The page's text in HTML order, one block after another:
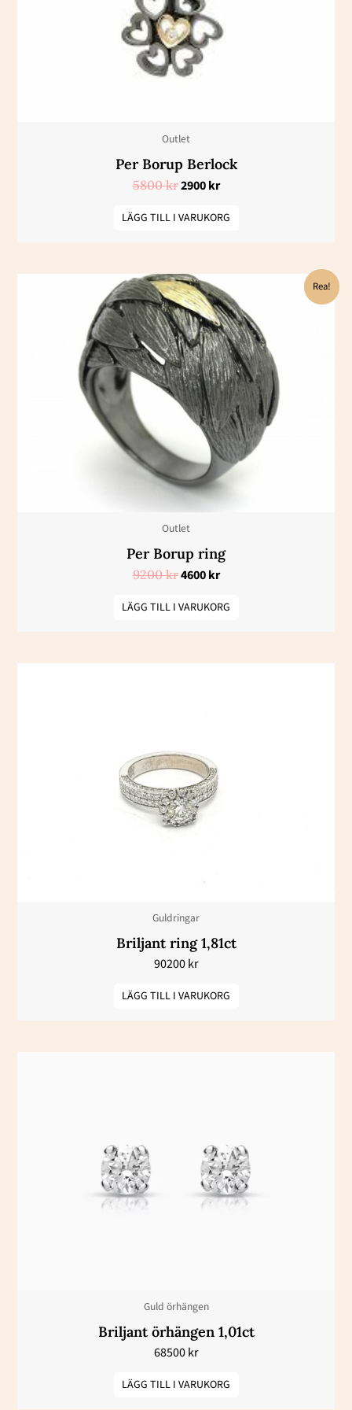
Outlet
Per Borup Berlock
5800kr2900kr
LÄGG TILL I VARUKORG
Rea!
Outlet
Per Borup ring
9200kr
Det
ursprungliga
priset
var:
9200 kr.
4600kr
nuvarande
priset
är:
4600 kr.
LÄGG TILL I VARUKORG
Guldringar
Briljant ring 1,81ct
90200kr
LÄGG TILL I VARUKORG
Guld örhängen
Briljant örhängen 1,01ct
68500kr
LÄGG TILL I VARUKORG